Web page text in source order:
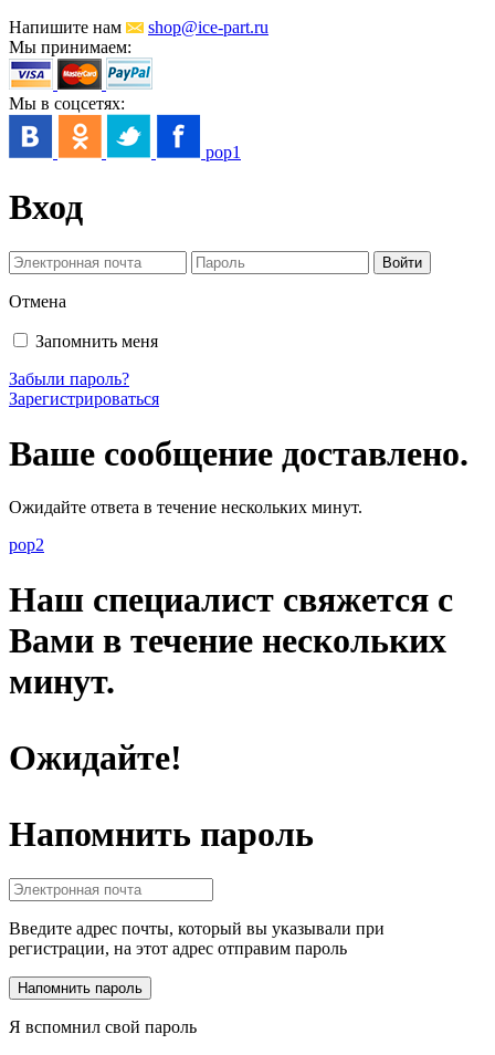
Напишите нам
shop@ice-part.ru
Мы принимаем:
Мы в соцсетях:
pop1
Вход
Отмена
Запомнить меня
Забыли пароль?
Зарегистрироваться
Ваше сообщение доставлено.
Ожидайте ответа в течение нескольких минут.
pop2
Наш специалист свяжется с
Вами в течение нескольких
минут.
Ожидайте!
Напомнить пароль
Введите адрес почты, который вы указывали при
регистрации, на этот адрес отправим пароль
Я вспомнил свой пароль